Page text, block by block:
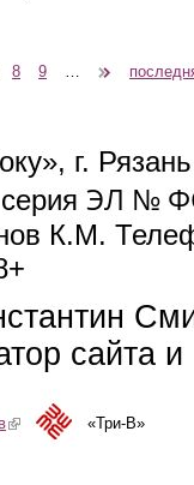
8 9 …
г.
ЭЛ №
К.М.
e-mail)
сайта
(link is external)«Три-В»